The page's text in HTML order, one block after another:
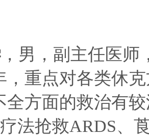
，男，副主任医师
，重点对各类休
全方面的救治有
法抢救ARDS、